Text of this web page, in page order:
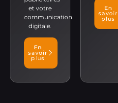
et votre
communication
digitale.
En
savoir
plus
En
savoir
plus